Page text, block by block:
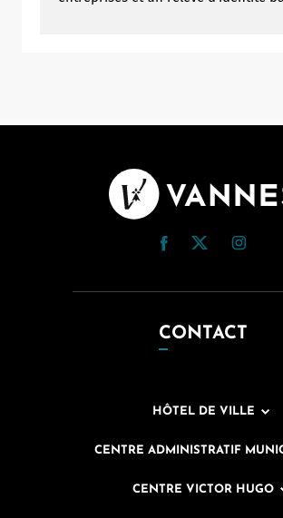
CONTACT
HÔTEL DE VILLE
CENTRE ADMINISTRATIF
CENTRE VICTOR HUGO